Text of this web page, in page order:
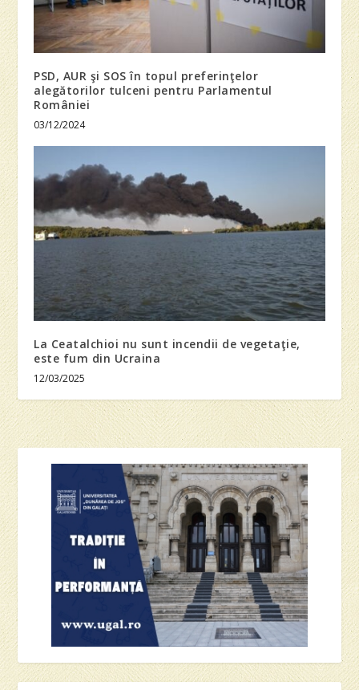
PSD, AUR şi SOS în topul preferinţelor
alegătorilor tulceni pentru Parlamentul
României
03/12/2024
La Ceatalchioi nu sunt incendii de vegetaţie,
este fum din Ucraina
12/03/2025